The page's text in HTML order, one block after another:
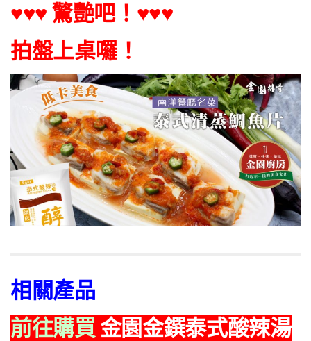
♥♥♥ 驚艷吧！♥♥♥
拍盤上桌囉！
相關產品
前往購買 金園金鐉泰式酸辣湯